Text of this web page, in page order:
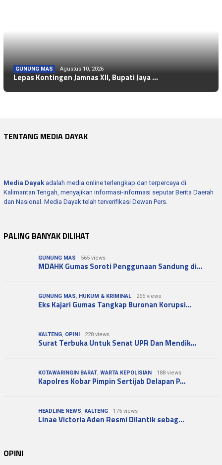
GUNUNG MAS Agustus 10, 2026
Lepas Kontingen Jamnas XII, Bupati Jaya …
NASIONAL Agustus 10, 2026
Kemerdekaan Ekonomi UMKM Diperkuat lewat…
NASIONAL Agustus 10, 2026
Pemerintah Perkuat Ketahanan Air Nasiona…
TENTANG MEDIA DAYAK
Media Dayak adalah media online terlengkap dan terpercaya di
Kalimantan Tengah, menyajikan informasi-informasi seputar Berita Daerah
dan Nasional. Media Dayak telah terverifikasi Dewan Pers.
PALING BANYAK DILIHAT
GUNUNG MAS 565 views
MDAHK Gumas Soroti Penggunaan Sandung di…
GUNUNG MAS, HUKUM & KRIMINAL 266 views
Eks Kajari Gumas Tangkap Buronan Korupsi…
KALTENG, OPINI 228 views
Surat Terbuka Untuk Senat UPR Dan Mendik…
KOTAWARINGIN BARAT, WARTA KEPOLISIAN 188 views
Kapolres Kobar Pimpin Sertijab Delapan P…
HEADLINE NEWS, KALTENG 175 views
Linae Victoria Aden Resmi Dilantik sebag…
OPINI